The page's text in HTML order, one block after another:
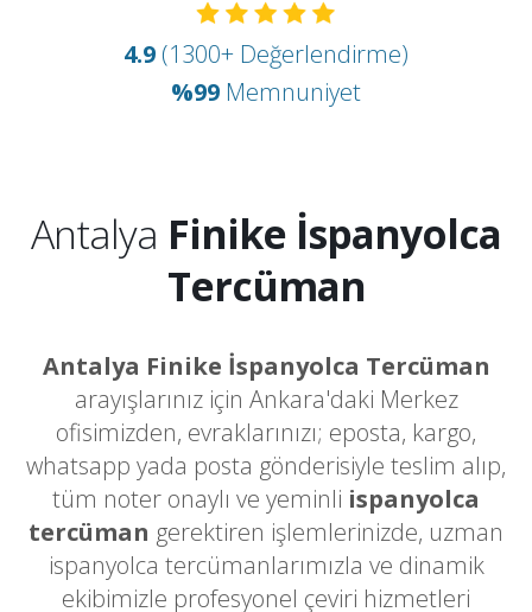
4.9 (1300+ Değerlendirme)
%99 Memnuniyet
Antalya Finike İspanyolca
Tercüman
Antalya Finike İspanyolca Tercüman
arayışlarınız için Ankara'daki Merkez
ofisimizden, evraklarınızı; eposta, kargo,
whatsapp yada posta gönderisiyle teslim alıp,
tüm noter onaylı ve yeminli ispanyolca
tercüman gerektiren işlemlerinizde, uzman
ispanyolca tercümanlarımızla ve dinamik
ekibimizle profesyonel çeviri hizmetleri